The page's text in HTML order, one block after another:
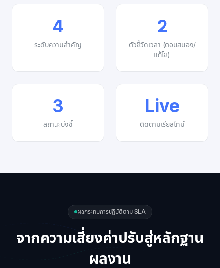
4
ระดับความสำคัญ
2
ตัวชี้วัดเวลา (ตอบสนอง/
แก้ไข)
3
สถานะบ่งชี้
Live
ติดตามเรียลไทม์
ผลกระทบการปฏิบัติตาม SLA
จากความเสี่ยงค่าปรับสู่หลักฐาน
ผลงาน